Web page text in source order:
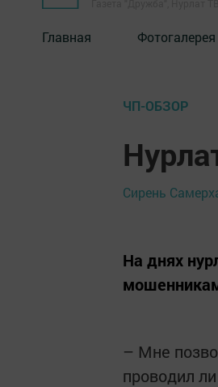
Главная Фотогалерея
ЧП-ОБЗОР
Сирень
На днях
– Мне
проводил